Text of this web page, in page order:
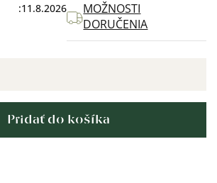
11.8.2026
MOŽNOSTI
DORUČENIA
Pridať do košíka